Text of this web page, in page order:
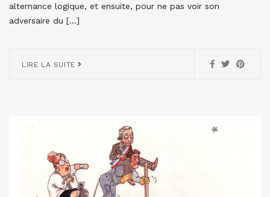
alternance logique, et ensuite, pour ne pas voir son
adversaire du […]
LIRE LA SUITE